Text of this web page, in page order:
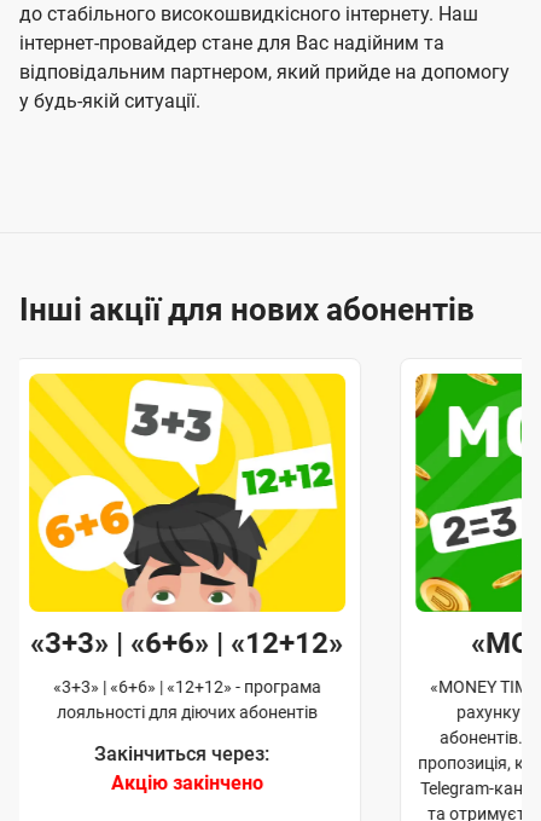
до стабільного високошвидкісного інтернету. Наш
інтернет-провайдер стане для Вас надійним та
відповідальним партнером, який прийде на допомогу
у будь-якій ситуації.
Інші акції для нових абонентів
«3+3» | «6+6» | «12+12»
«3+3» | «6+6» | «12+12» - програма
лояльності для діючих абонентів
Закінчиться через:
Акцію закінчено
«MONEY
рахунку
абонентів.
пропозиція,
Telegram-
та